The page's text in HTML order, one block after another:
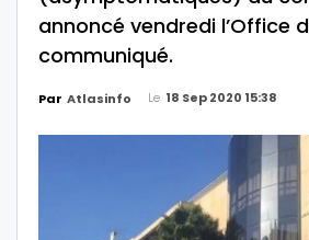
annoncé vendredi l’Office
communiqué.
Par Atlasinfo Le 18 Sep 2020 15:38